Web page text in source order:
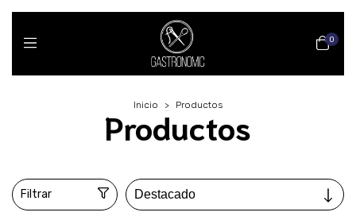
0
Inicio > Productos
Productos
Filtrar